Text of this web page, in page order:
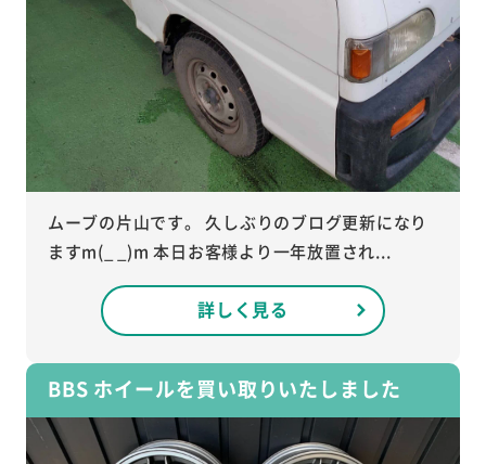
ムーブの片山です。 久しぶりのブログ更新になり
ますm(_ _)m 本日お客様より一年放置され...
詳しく見る
BBS ホイールを買い取りいたしました